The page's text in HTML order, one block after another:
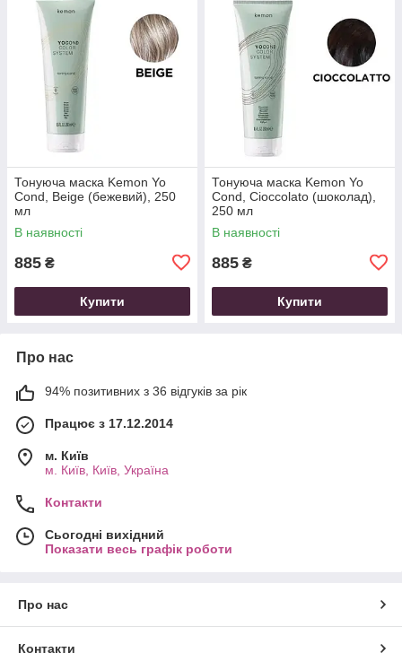
Тонуюча маска Kemon Yo
Cond, Beige (бежевий), 250
мл
В наявності
885 ₴
Купити
Тонуюча маска Kemon Yo
Cond, Cioccolato (шоколад),
250 мл
В наявності
885 ₴
Купити
Про нас
94% позитивних з 36 відгуків за рік
Працює з 17.12.2014
м. Київ
м. Київ, Київ, Україна
Контакти
Сьогодні вихідний
Показати весь графік роботи
Про нас
Контакти